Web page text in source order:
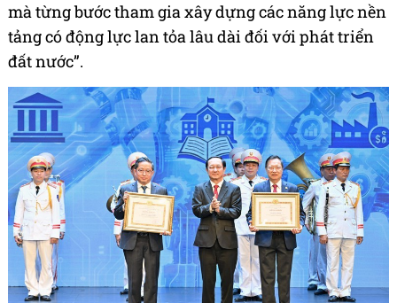
mà từng bước tham gia xây dựng các năng lực nền
tảng có động lực lan tỏa lâu dài đối với phát triển
đất nước”.